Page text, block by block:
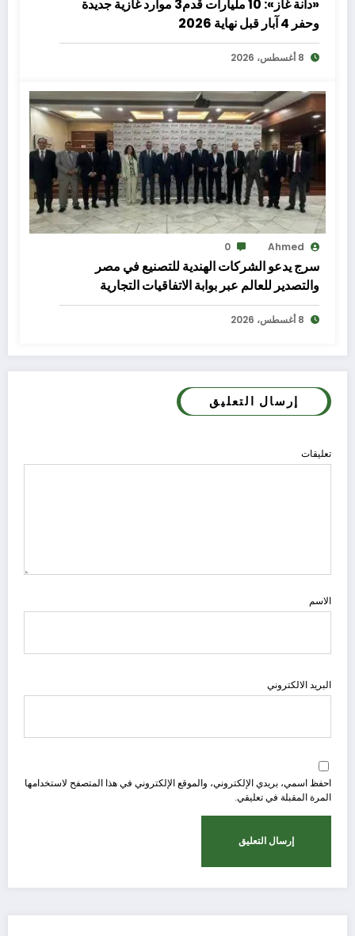
«دانة غاز»: 10 مليارات قدم3 موارد غازية جديدة
وحفر 4 آبار قبل نهاية 2026
8 أغسطس، 2026
Ahmed
0
سرج يدعو الشركات الهندية للتصنيع في مصر
والتصدير للعالم عبر بوابة الاتفاقيات التجارية
8 أغسطس، 2026
إرسال التعليق
تعليقات
الاسم
البريد الالكتروني
احفظ اسمي، بريدي الإلكتروني، والموقع الإلكتروني في هذا المتصفح لاستخدامها
المرة المقبلة في تعليقي.